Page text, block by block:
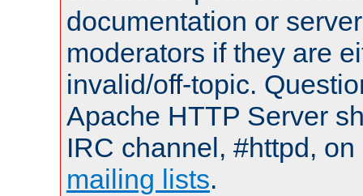
documentation or
moderators if they are
invalid/off-topic.
Apache HTTP Server
IRC channel, #httpd,
mailing lists.